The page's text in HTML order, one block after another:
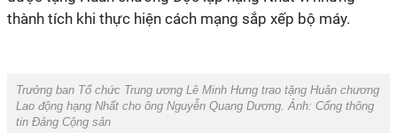
thành tích khi thực hiện cách mạng sắp xếp bộ máy.
Trưởng ban Tổ chức Trung ương Lê Minh Hưng trao tặng Huân chương
Lao động hạng Nhất cho ông Nguyễn Quang Dương. Ảnh: Cổng thông
tin Đảng Cộng sản